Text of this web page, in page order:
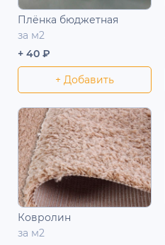
Плёнка бюджетная
за м2
+ 40 ₽
+ Добавить
Ковролин
за м2